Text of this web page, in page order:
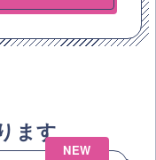
ます
NEW